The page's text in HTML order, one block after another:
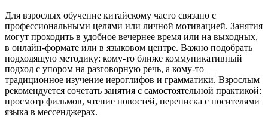
Для взрослых обучение китайскому часто связано с
профессиональными целями или личной мотивацией. Занятия
могут проходить в удобное вечернее время или на выходных,
в онлайн-формате или в языковом центре. Важно подобрать
подходящую методику: кому-то ближе коммуникативный
подход с упором на разговорную речь, а кому-то —
традиционное изучение иероглифов и грамматики. Взрослым
рекомендуется сочетать занятия с самостоятельной практикой:
просмотр фильмов, чтение новостей, переписка с носителями
языка в мессенджерах.